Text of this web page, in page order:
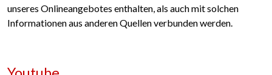
unseres Onlineangebotes enthalten, als auch mit solchen
Informationen aus anderen Quellen verbunden werden.